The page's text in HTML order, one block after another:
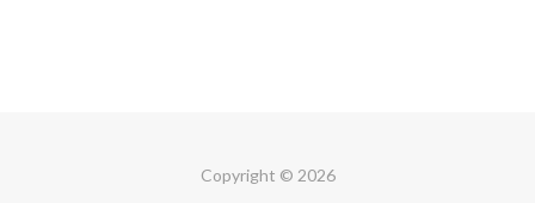
Copyright © 2026